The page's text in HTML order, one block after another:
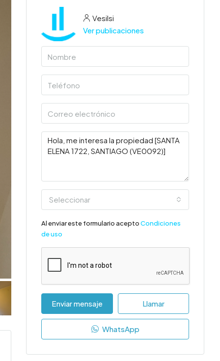
Vesilsi
Ver publicaciones
Seleccionar
Al enviar este formulario aceptoCondiciones
de uso
Enviar mensaje Llamar
WhatsApp